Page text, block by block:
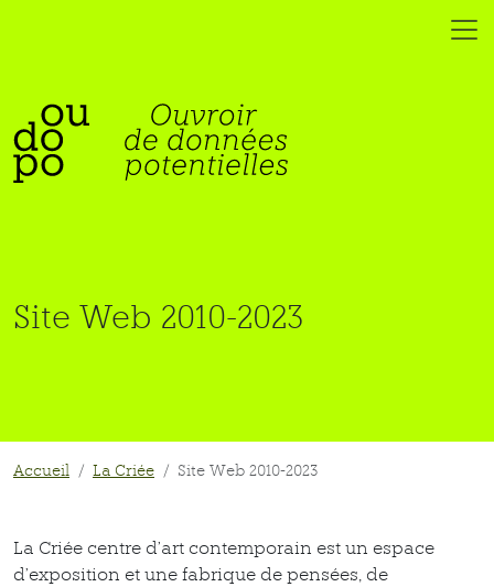
Site Web 2010-2023
Accueil La Criée Site Web 2010-2023
La Criée centre d’art contemporain est un espace
d’exposition et une fabrique de pensées, de